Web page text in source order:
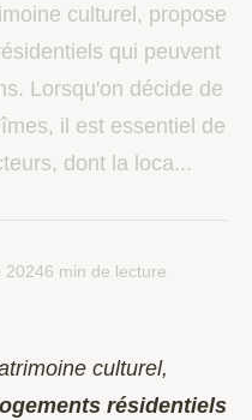
culturel, propose
qui peuvent
Lorsqu'on décide de
il est essentiel de
dont la loca...
20246 min de lecture
culturel,
résidentiels